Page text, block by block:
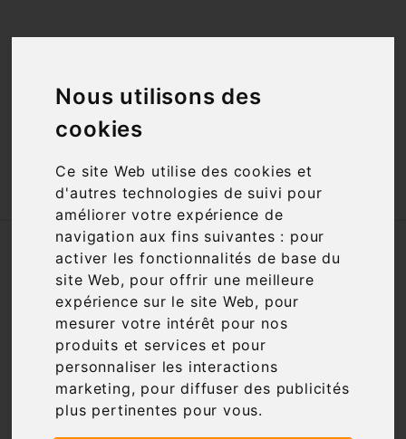
Nous utilisons des
cookies
Ce site Web utilise des cookies et
d'autres technologies de suivi pour
améliorer votre expérience de
navigation aux fins suivantes : pour
activer les fonctionnalités de base du
site Web, pour offrir une meilleure
expérience sur le site Web, pour
mesurer votre intérêt pour nos
produits et services et pour
personnaliser les interactions
marketing, pour diffuser des publicités
plus pertinentes pour vous.
id="open_preferences_center">Préfèrences
Accueil Champagnes Prix 50 à 100€
Nous nous excusons pour la gêne
occasionnée
Recherchez à nouveau ce que vous cherchez
